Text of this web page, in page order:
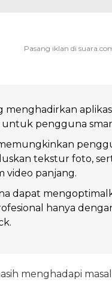
menghadirkan
untuk pengguna
tekstur foto,
video panjang.
dapat
hanya
menghadapi